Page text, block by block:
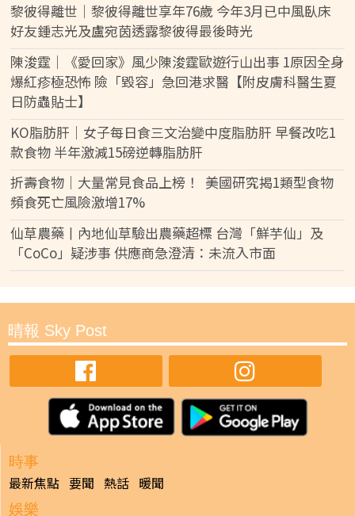
黎彼得離世｜黎彼得離世享年76歲 今年3月已中風臥床
好友鍾志光及盧宛茵透露黎彼得最後時光
陳浚霆｜《愛回家》風少陳浚霆歐遊行山出事 1原因全身
爆紅疹極恐怖 險「毀容」急回港求醫【附皮膚科醫生夏
日防蟲貼士】
KO脂肪肝｜女子每日食三文治變中度脂肪肝 早餐改吃1
款食物 半年激減15磅逆轉脂肪肝
折壽食物｜大量常見食品上榜！ 美國研究揭1類型食物
頻食死亡風險激增17%
仙草農藥丨內地仙草驗出農藥超標 台灣「鮮芋仙」及
「CoCo」疑涉事 供應商急澄清：未流入市面
晴報 Sky Post
時事
最新焦點 要聞 熱話 暖聞
娛樂